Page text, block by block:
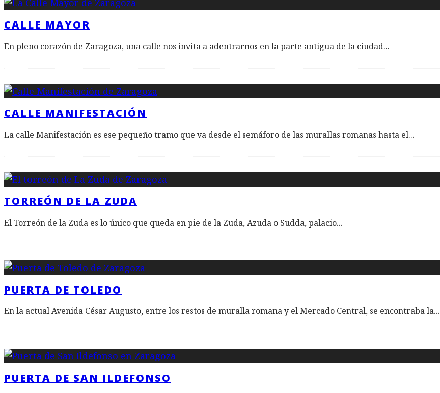
CALLE MAYOR
En pleno corazón de Zaragoza, una calle nos invita a adentrarnos en la parte antigua de la ciudad...
CALLE MANIFESTACIÓN
La calle Manifestación es ese pequeño tramo que va desde el semáforo de las murallas romanas hasta el...
TORREÓN DE LA ZUDA
El Torreón de la Zuda es lo único que queda en pie de la Zuda, Azuda o Sudda, palacio...
PUERTA DE TOLEDO
En la actual Avenida César Augusto, entre los restos de muralla romana y el Mercado Central, se encontraba la...
PUERTA DE SAN ILDEFONSO